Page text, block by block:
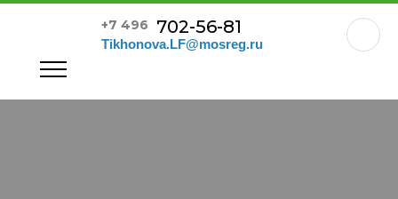
+7 496 702-56-81
Tikhonova.LF@mosreg.ru